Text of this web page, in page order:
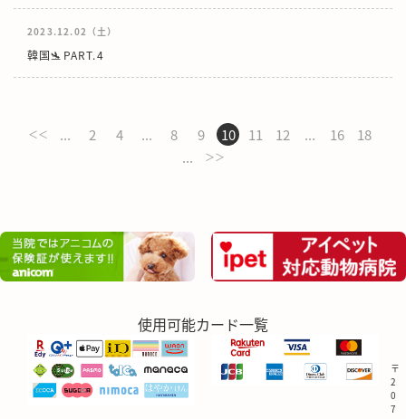
2023.12.02（土）
韓国🛬PART.4
＜＜ ... 2 4 ... 8 9 10 11 12 ... 16
18
...
＞＞
使用可能カード一覧
〒
2
0
7